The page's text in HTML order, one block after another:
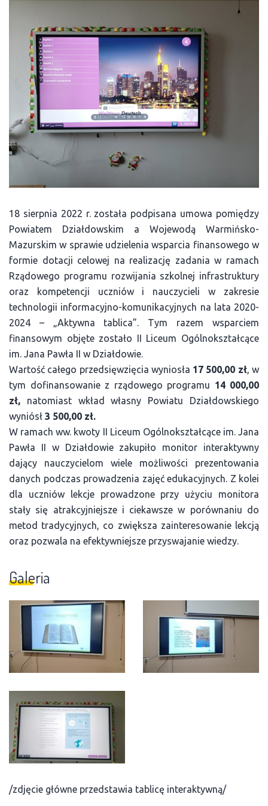
18 sierpnia 2022 r. została podpisana umowa pomiędzy
Powiatem Działdowskim a Wojewodą Warmińsko-
Mazurskim w sprawie udzielenia wsparcia finansowego w
formie dotacji celowej na realizację zadania w ramach
Rządowego programu rozwijania szkolnej infrastruktury
oraz kompetencji uczniów i nauczycieli w zakresie
technologii informacyjno-komunikacyjnych na lata 2020-
2024 – „Aktywna tablica”. Tym razem wsparciem
finansowym objęte zostało II Liceum Ogólnokształcące
im. Jana Pawła II w Działdowie.
Wartość całego przedsięwzięcia wyniosła 17 500,00 zł, w
tym dofinansowanie z rządowego programu 14 000,00
zł, natomiast wkład własny Powiatu Działdowskiego
wyniósł 3 500,00 zł.
W ramach ww. kwoty II Liceum Ogólnokształcące im. Jana
Pawła II w Działdowie zakupiło monitor interaktywny
dający nauczycielom wiele możliwości prezentowania
danych podczas prowadzenia zajęć edukacyjnych. Z kolei
dla uczniów lekcje prowadzone przy użyciu monitora
stały się atrakcyjniejsze i ciekawsze w porównaniu do
metod tradycyjnych, co zwiększa zainteresowanie lekcją
oraz pozwala na efektywniejsze przyswajanie wiedzy.
Galeria
/zdjęcie główne przedstawia tablicę interaktywną/